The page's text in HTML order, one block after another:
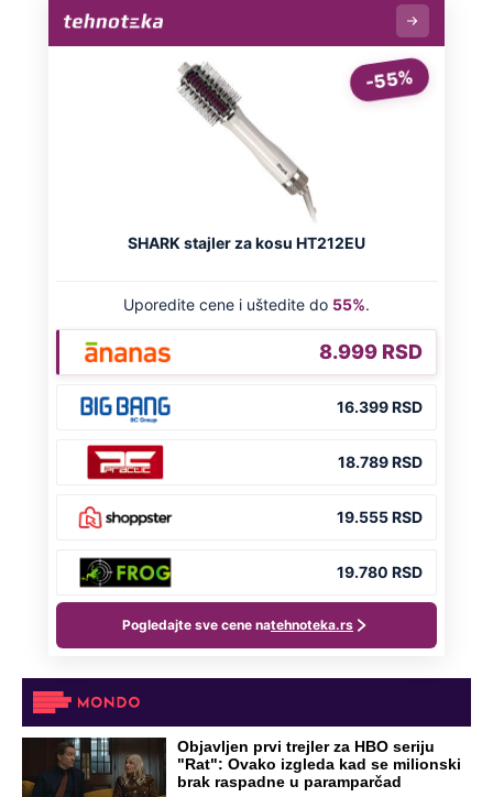
Objavljen prvi trejler za HBO seriju
"Rat": Ovako izgleda kad se milionski
brak raspadne u paramparčad